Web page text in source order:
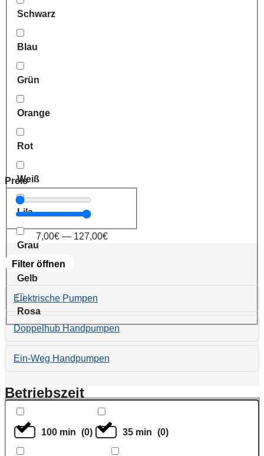
Schwarz
Blau
Grün
Orange
Rot
Weiß
Lila
Grau
Gelb
Rosa
Preis
7,00€— 127,00€
Filter öffnen
Elektrische Pumpen
Doppelhub Handpumpen
Ein-Weg Handpumpen
Betriebszeit
100 min (0) 35 min (0)